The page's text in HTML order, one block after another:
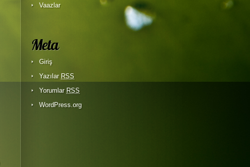
Vaazlar
Meta
Giriş
Yazılar RSS
Yorumlar RSS
WordPress.org